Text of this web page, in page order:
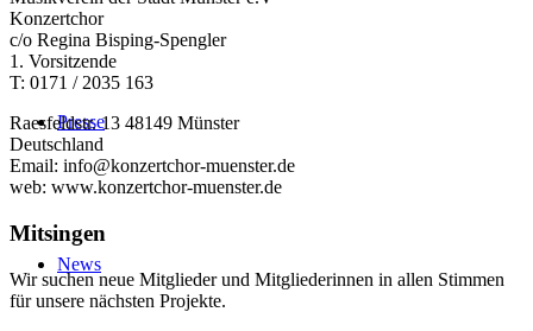
Presse
News
Konzertchor
c/o Regina Bisping-Spengler
1. Vorsitzende
T: 0171 / 2035 163
Raesfeldstr. 13 48149 Münster
Deutschland
Email: info@konzertchor-muenster.de
web: www.konzertchor-muenster.de
Mitsingen
Wir suchen neue Mitglieder und Mitgliederinnen in allen Stimmen
für unsere nächsten Projekte.